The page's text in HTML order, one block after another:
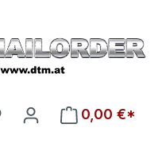
Du hast 0 Produkte auf
0,00 €*